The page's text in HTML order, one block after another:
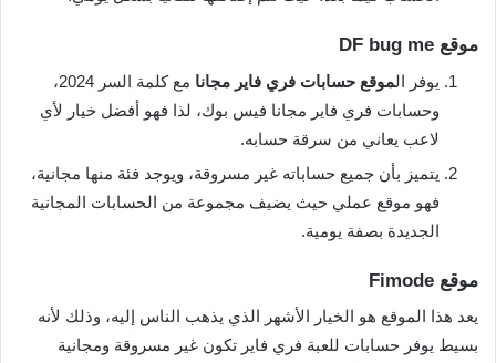
موقع DF bug me
يوفر الموقع حسابات فري فاير مجانا
مع كلمة السر 2024،
وحسابات فري فاير مجانا فيس بوك، لذا فهو أفضل خيار لأي
لاعب يعاني من سرقة حسابه.
يتميز بأن جميع حساباته غير مسروقة، ويوجد فئة منها مجانية،
فهو موقع عملي حيث يضيف مجموعة من الحسابات المجانية
الجديدة بصفة يومية.
موقع Fimode
يعد هذا الموقع هو الخيار الأشهر الذي يذهب الناس إليه، وذلك لأنه
بسيط يوفر حسابات للعبة فري فاير تكون غير مسروقة ومجانية